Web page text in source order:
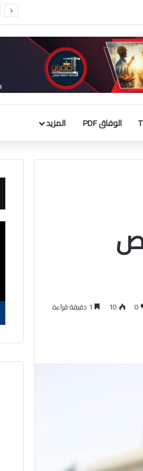
ضمن مهرجان «صيفي ثقافي 18»
الوفاق PDF المزيد
0
10